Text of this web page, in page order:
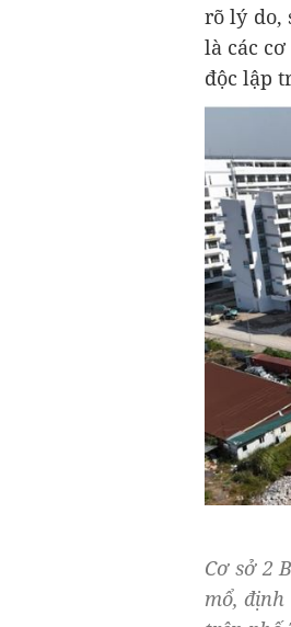
rõ lý do,
là các
độc lập
Cơ sở 2
mổ,